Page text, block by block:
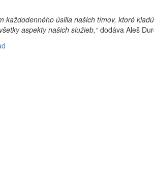
každodenného úsilia našich tímov, ktoré
aspekty našich služieb,“dodáva Aleš